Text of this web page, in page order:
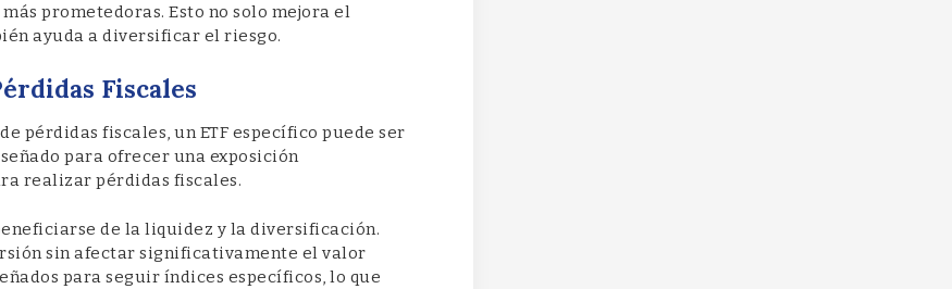
prometedoras. Esto no solo mejora el
ayuda a diversificar el riesgo.
Fiscales
pérdidas fiscales, un ETF específico puede ser
para ofrecer una exposición
realizar pérdidas fiscales.
de la liquidez y la diversificación.
sin afectar significativamente el valor
para seguir índices específicos, lo que